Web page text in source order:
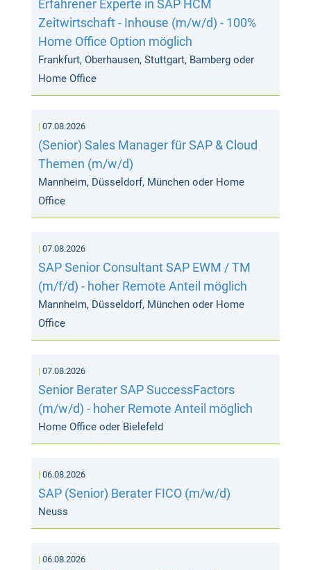
Erfahrener Experte in SAP HCM
Zeitwirtschaft - Inhouse (m/w/d) - 100%
Home Office Option möglich
Frankfurt, Oberhausen, Stuttgart, Bamberg oder
Home Office
07.08.2026
(Senior) Sales Manager für SAP & Cloud
Themen (m/w/d)
Mannheim, Düsseldorf, München oder Home
Office
07.08.2026
SAP Senior Consultant SAP EWM / TM
(m/f/d) - hoher Remote Anteil möglich
Mannheim, Düsseldorf, München oder Home
Office
07.08.2026
Senior Berater SAP SuccessFactors
(m/w/d) - hoher Remote Anteil möglich
Home Office oder Bielefeld
06.08.2026
SAP (Senior) Berater FICO (m/w/d)
Neuss
06.08.2026